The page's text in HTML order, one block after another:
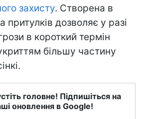
захисту. Створена в
притулків дозволяє у разі
в короткий термін
більшу частину
головне! Підпишіться на
оновлення в Google!